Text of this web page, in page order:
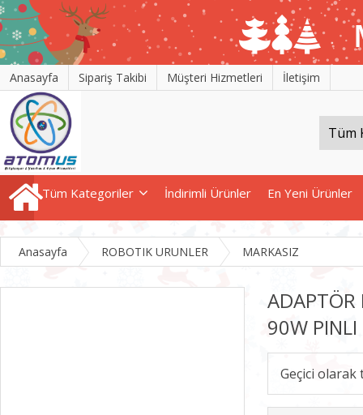
Anasayfa Sipariş Takibi Müşteri Hizmetleri İletişim
Tüm Kategoriler İndirimli Ürünler En Yeni Ürünler
Anasayfa ROBOTIK URUNLER MARKASIZ
ADAPTÖR
90W PINLI
Geçici